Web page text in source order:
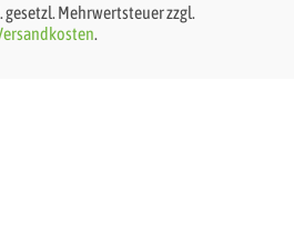
gesetzl. Mehrwertsteuer zzgl.